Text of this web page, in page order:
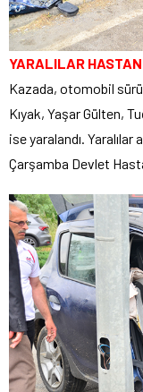
YARALILAR
Kazada, otomobil
Kıyak, Yaşar Gülten,
ise yaralandı.
Çarşamba Devlet